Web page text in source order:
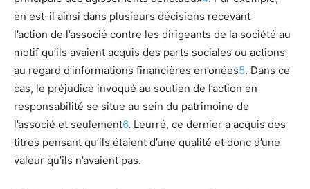
en est-il ainsi dans plusieurs décisions recevant
l’action de l’associé contre les dirigeants de la société au
motif qu’ils avaient acquis des parts sociales ou actions
au regard d’informations financières erronées5. Dans ce
cas, le préjudice invoqué au soutien de l’action en
responsabilité se situe au sein du patrimoine de
l’associé et seulement6. Leurré, ce dernier a acquis des
titres pensant qu’ils étaient d’une qualité et donc d’une
valeur qu’ils n’avaient pas.